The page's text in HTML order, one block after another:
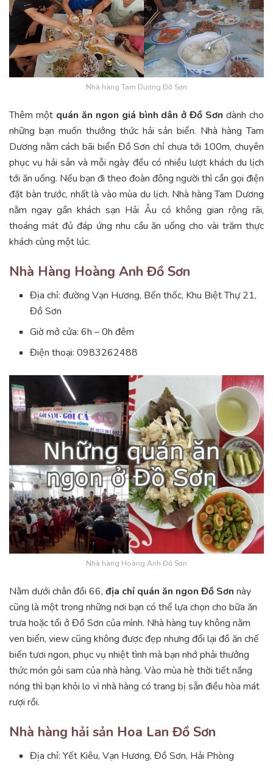
Nhà hàng Tam Dương Đồ Sơn
Thêm một quán ăn ngon giá bình dân ở Đồ Sơn dành cho
những bạn muốn thưởng thức hải sản biển. Nhà hàng Tam
Dương nằm cách bãi biển Đồ Sơn chỉ chưa tới 100m, chuyên
phục vụ hải sản và mỗi ngày đều có nhiều lượt khách du lịch
tới ăn uống. Nếu bạn đi theo đoàn đông người thì cần gọi điện
đặt bàn trước, nhất là vào mùa du lịch. Nhà hàng Tam Dương
nằm ngay gần khách sạn Hải Âu có không gian rộng rãi,
thoáng mát đủ đáp ứng nhu cầu ăn uống cho vài trăm thực
khách cùng một lúc.
Nhà Hàng Hoàng Anh Đồ Sơn
Địa chỉ: đường Vạn Hương, Bến thốc, Khu Biệt Thự 21,
Đồ Sơn
Giờ mở cửa: 6h – 0h đêm
Điện thoại: 0983262488
Nhà hàng Hoàng Anh Đồ Sơn
Nằm dưới chân đồi 66, địa chỉ quán ăn ngon Đồ Sơn này
cũng là một trong những nơi bạn có thể lựa chọn cho bữa ăn
trưa hoặc tối ở Đồ Sơn của mình. Nhà hàng tuy không nằm
ven biển, view cũng không được đẹp nhưng đổi lại đồ ăn chế
biến tươi ngon, phục vụ nhiệt tình mà bạn nhớ phải thưởng
thức món gỏi sam của nhà hàng. Vào mùa hè thời tiết nắng
nóng thì bạn khỏi lo vì nhà hàng có trang bị sẵn điều hòa mát
rượi rồi.
Nhà hàng hải sản Hoa Lan Đồ Sơn
Địa chỉ: Yết Kiêu, Vạn Hương, Đồ Sơn, Hải Phòng